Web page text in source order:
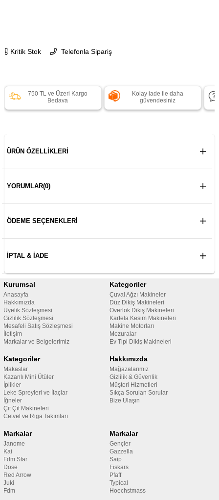
Kritik Stok Telefonla Sipariş
750 TL ve Üzeri Kargo
Bedava
Kolay iade ile daha
güvendesiniz
ÜRÜN ÖZELLIKLERI
YORUMLAR(0)
ÖDEME SEÇENEKLERI
İPTAL & İADE
Kurumsal
Anasayfa
Hakkımızda
Üyelik Sözleşmesi
Gizlilik Sözleşmesi
Mesafeli Satış Sözleşmesi
İletişim
Markalar ve Belgelerimiz
Kategoriler
Çuval Ağzı Makineler
Düz Dikiş Makineleri
Overlok Dikiş Makineleri
Kartela Kesim Makineleri
Makine Motorları
Mezuralar
Ev Tipi Dikiş Makineleri
Kategoriler
Makaslar
Kazanlı Mini Ütüler
İplikler
Leke Spreyleri ve İlaçlar
İğneler
Çıt Çıt Makineleri
Cetvel ve Riga Takımları
Hakkımızda
Mağazalarımız
Gizlilik & Güvenlik
Müşteri Hizmetleri
Sıkça Sorulan Sorular
Bize Ulaşın
Markalar
Janome
Kai
Fdm Star
Dose
Red Arrow
Juki
Fdm
Markalar
Gençler
Gazzella
Saip
Fiskars
Pfaff
Typical
Hoechstmass